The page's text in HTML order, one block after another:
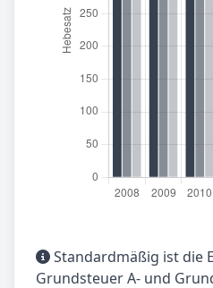
Standardmäßig ist die
Grundsteuer A- und